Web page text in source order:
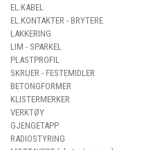
EL.KABEL
EL.KONTAKTER - BRYTERE
LAKKERING
LIM - SPARKEL
PLASTPROFIL
SKRUER - FESTEMIDLER
BETONGFORMER
KLISTERMERKER
VERKTØY
GJENGETAPP
RADIOSTYRING